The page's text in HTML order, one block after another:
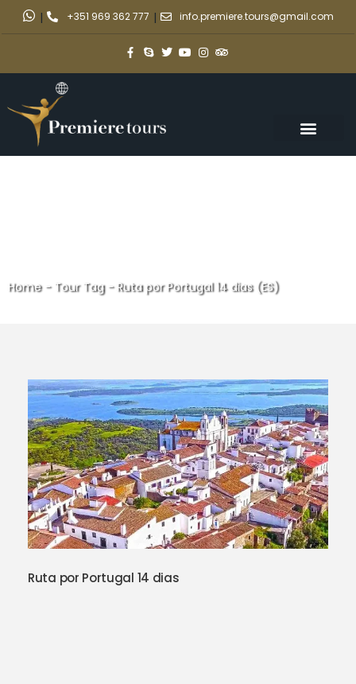
| +351 969 362 777 | info.premiere.tours@gmail.com
Home- Tour Tag- Ruta por Portugal 14 dias (ES)
Ruta por Portugal 14 dias